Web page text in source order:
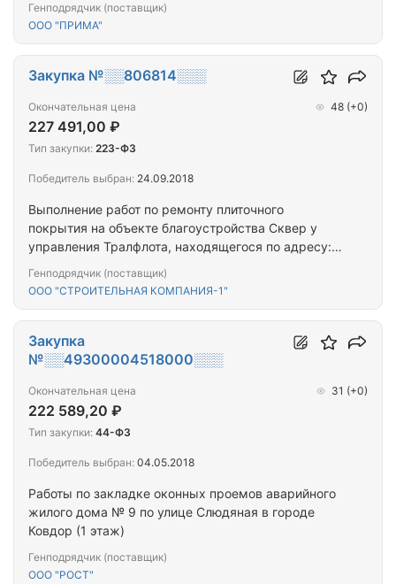
Генподрядчик (поставщик)
ООО "ПРИМА"
Выполнение работ по ремонту плиточного
покрытия на объекте благоустройства Сквер у
управления Тралфлота, находящегося по адресу: г.
Генподрядчик (поставщик)
ООО "СТРОИТЕЛЬНАЯ КОМПАНИЯ-1"
Закупка №░░806814░░░
Окончательная цена
227 491,00 ₽
48 (+0)
Тип закупки: 223-ФЗ
Победитель выбран: 24.09.2018
Работы по закладке оконных проемов аварийного
жилого дома № 9 по улице Слюдяная в городе
Ковдор (1 этаж)
Генподрядчик (поставщик)
ООО "РОСТ"
Закупка
№░░49300004518000░░░
Окончательная цена
222 589,20 ₽
31 (+0)
Тип закупки: 44-ФЗ
Победитель выбран: 04.05.2018